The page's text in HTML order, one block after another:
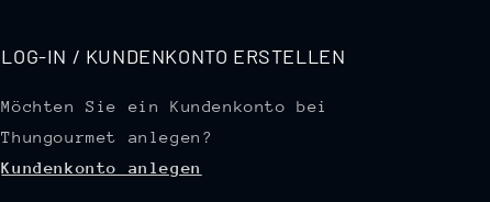
LOG-IN / KUNDENKONTO ERSTELLEN
Möchten Sie ein Kundenkonto bei
Thungourmet anlegen?
Kundenkonto anlegen